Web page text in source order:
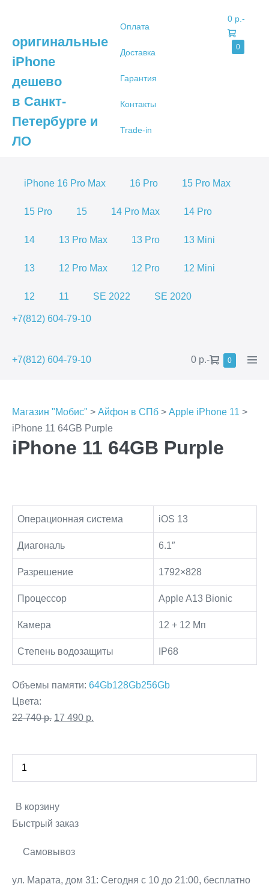
оригинальные
iPhone
дешево
в Санкт-
Петербурге и
ЛО
Оплата
Доставка
Гарантия
Контакты
Trade-in
Shopping
Cart
0 р. -
0Items
iPhone 16 Pro Max 16 Pro 15 Pro Max
15 Pro 15 14 Pro Max 14 Pro
14 13 Pro Max 13 Pro 13 Mini
13 12 Pro Max 12 Pro 12 Mini
12 11 SE 2022 SE 2020
+7(812) 604-79-10
+7(812) 604-79-10
Shopping
0 р.- 0Items
Магазин "Мобис" > Айфон в СПб > Apple iPhone 11 >
iPhone 11 64GB Purple
iPhone 11 64GB Purple
Операционная система iOS 13
Диагональ 6.1″
Разрешение 1792×828
Процессор Apple A13 Bionic
Камера 12 + 12 Мп
Cтепень водозащиты IP68
Объемы памяти: 64Gb128Gb256Gb
Цвета:
22 740р. Первоначальная
740 р..
17 490 р.
Decrease
quantity
товара
64GB
Purple
Increase
quantity
В корзину
Быстрый заказ
Самовывоз
ул. Марата, дом 31: Сегодня с 10 до 21:00, бесплатно